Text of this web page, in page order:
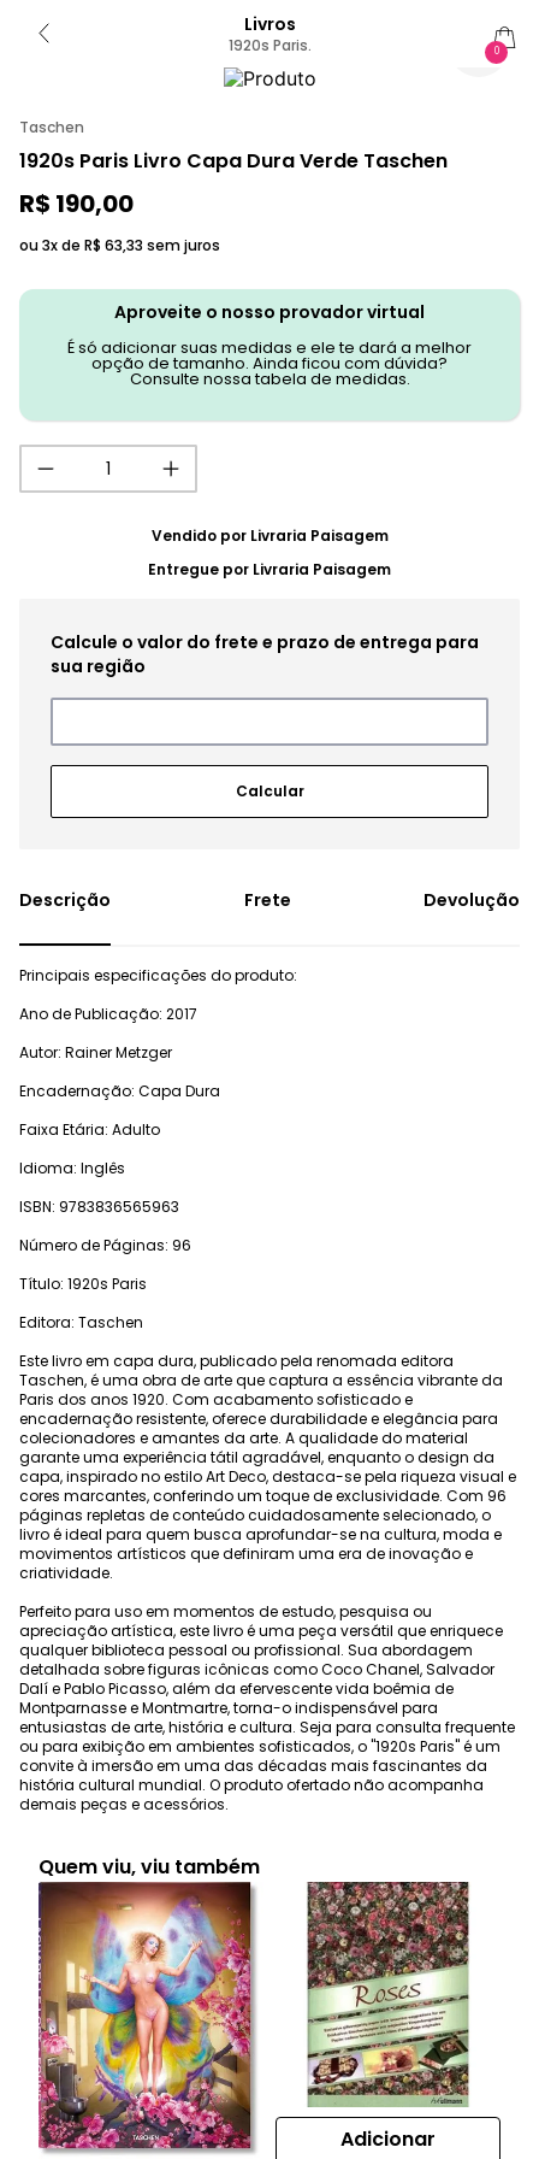
Livros
1920s Paris. 0
Taschen
1920s Paris Livro Capa Dura Verde Taschen
R$ 190,00
ou 3x de R$ 63,33 sem juros
Aproveite o nosso provador virtual
É só adicionar suas medidas e ele te dará a melhor
opção de tamanho. Ainda ficou com dúvida?
Consulte nossa tabela de medidas.
Vendido por Livraria Paisagem
Entregue por Livraria Paisagem
Frete Devolução
Principais especificações do produto:
Ano de Publicação: 2017
Autor: Rainer Metzger
Encadernação: Capa Dura
Faixa Etária: Adulto
Idioma: Inglês
ISBN: 9783836565963
Número de Páginas: 96
Título: 1920s Paris
Editora: Taschen
Este livro em capa dura, publicado pela renomada editora
Taschen, é uma obra de arte que captura a essência vibrante da
Paris dos anos 1920. Com acabamento sofisticado e
encadernação resistente, oferece durabilidade e elegância para
colecionadores e amantes da arte. A qualidade do material
garante uma experiência tátil agradável, enquanto o design da
capa, inspirado no estilo Art Deco, destaca-se pela riqueza visual e
cores marcantes, conferindo um toque de exclusividade. Com 96
páginas repletas de conteúdo cuidadosamente selecionado, o
livro é ideal para quem busca aprofundar-se na cultura, moda e
movimentos artísticos que definiram uma era de inovação e
criatividade.
Perfeito para uso em momentos de estudo, pesquisa ou
apreciação artística, este livro é uma peça versátil que enriquece
qualquer biblioteca pessoal ou profissional. Sua abordagem
detalhada sobre figuras icônicas como Coco Chanel, Salvador
Dalí e Pablo Picasso, além da efervescente vida boêmia de
Montparnasse e Montmartre, torna-o indispensável para
entusiastas de arte, história e cultura. Seja para consulta frequente
ou para exibição em ambientes sofisticados, o "1920s Paris" é um
convite à imersão em uma das décadas mais fascinantes da
história cultural mundial. O produto ofertado não acompanha
demais peças e acessórios.
Quem viu, viu também
Adicionar